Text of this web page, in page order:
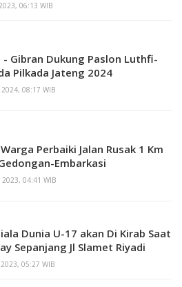
06:13 WIB
- Gibran Dukung Paslon Luthfi-
Pilkada Jateng 2024
08:17 WIB
Perbaiki Jalan Rusak 1 Km
Embarkasi
2023, 04:41 WIB
Dunia U-17 akan Di Kirab Saat
Sepanjang Jl Slamet Riyadi
05:27 WIB